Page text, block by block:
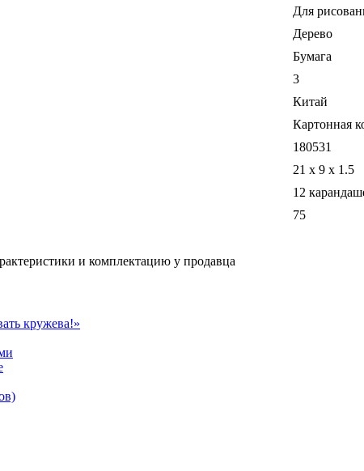
Для
Дерево
Бумага
3
Китай
Картонная
180531
21 x 9 x 1.5
12
75
и комплектацию у продавца
кружева!»